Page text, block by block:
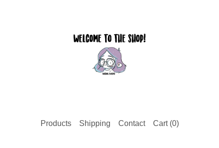
Products Shipping Contact Cart (0)